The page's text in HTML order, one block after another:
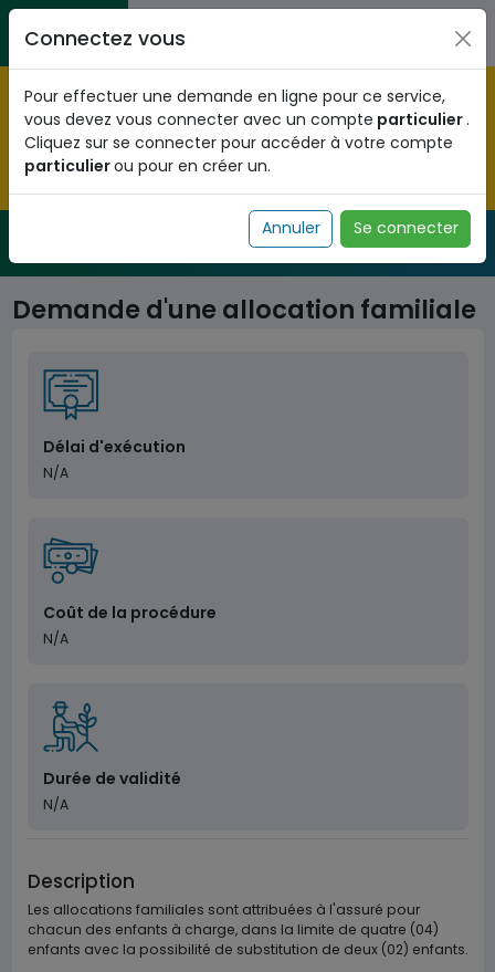
Aller au contenu principal
Citoyens
Pré-enregistrez vous dès maintenant pour le programme
national d'identification biométrique et
obtenez votre Numéro d'Identification Unique (NIU) en
cliquant
Fermer
de l'administration togolaise
Demande d'une allocation familiale
Délai d'exécution
N/A
Coût de la procédure
N/A
Durée de validité
N/A
Description
Les allocations familiales sont attribuées à l'assuré pour
chacun des enfants à charge, dans la limite de quatre (04)
enfants avec la possibilité de substitution de deux (02) enfants.
Connectez vous
Pour effectuer une demande en ligne pour ce service,
vous devez vous connecter avec un compte particulier.
Cliquez sur se connecter pour accéder à votre compte
particulierou pour en créer un.
Annuler Se connecter